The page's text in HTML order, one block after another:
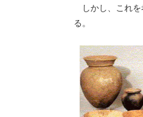
しかし、これを
る。